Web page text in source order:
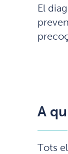
El
A
Tots